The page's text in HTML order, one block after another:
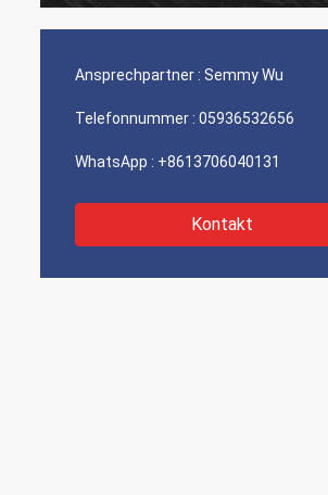
Ansprechpartner : Semmy Wu
Telefonnummer : 05936532656
WhatsApp : +8613706040131
Kontakt